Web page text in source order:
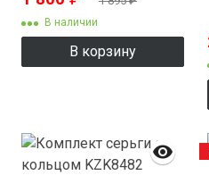
В наличии
В корзину